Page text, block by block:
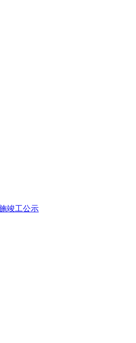
竣工公示